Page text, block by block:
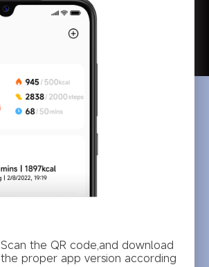
Scan the QR code,and download
the proper app version according